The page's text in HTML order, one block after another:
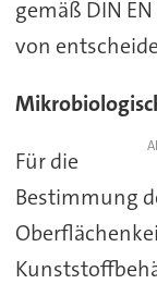
gemäß DIN
von
Für die
Bestimmung